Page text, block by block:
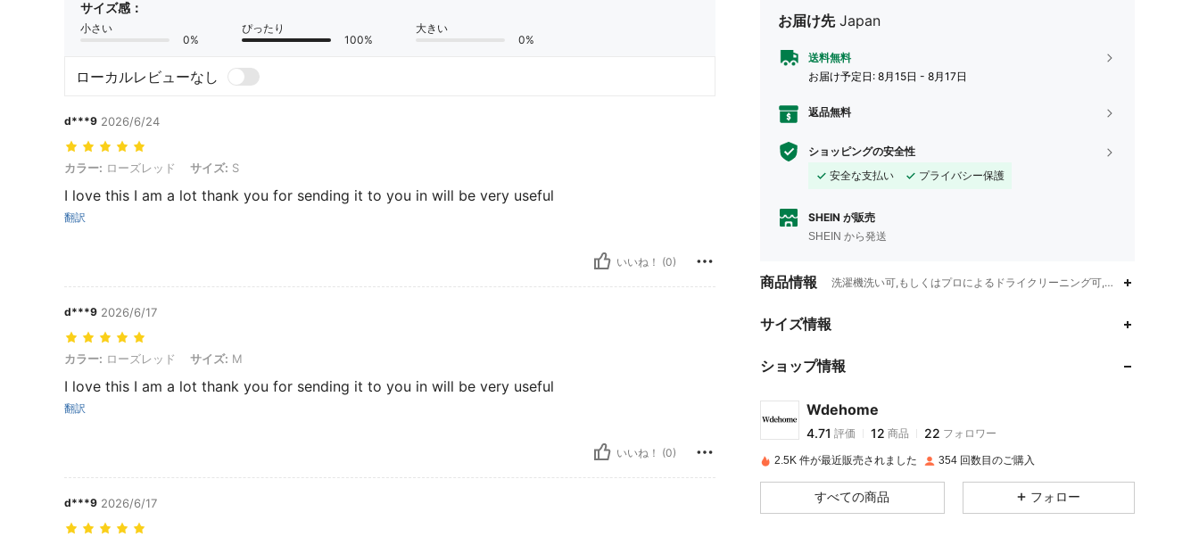
サイズ感：
小さい
0%
ぴったり
100%
大きい
0%
ローカルレビューなし
d***9 2026/6/24
カラー: ローズレッド, サイズ: S
カラー: ローズレッド サイズ: S
I love this I am a lot thank you for sending it to you in will be very useful
翻訳
いいね！ (0)
d***9 2026/6/17
カラー: ローズレッド, サイズ: M
カラー: ローズレッド サイズ: M
I love this I am a lot thank you for sending it to you in will be very useful
翻訳
いいね！ (0)
d***9 2026/6/17
お届け先 Japan
送料無料
お届け予定日: 8月15日 - 8月17日
返品無料
ショッピングの安全性
安全な支払い
プライバシー保護
SHEIN が販売
SHEIN から発送
商品情報 洗濯機洗い可,もしくはプロによるドライクリーニング可,コミック,反射材,
サイズ情報
ショップ情報
Wdehome
V***aが1日前 にフォローしました
2.5K 件が最近販売されました 354 回数目のご購入
すべての商品 フォロー